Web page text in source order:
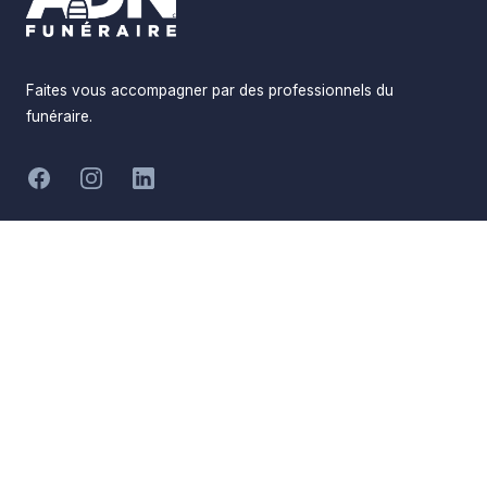
Informations
Faites vous accompagner par des professionnels du
funéraire.
FacebookInstagramLinkedIn